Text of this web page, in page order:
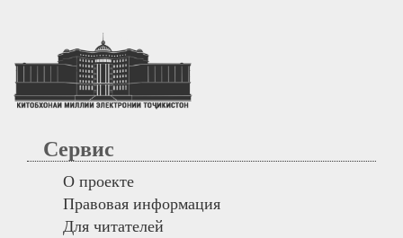
Сервис
О проекте
Правовая информация
Для читателей